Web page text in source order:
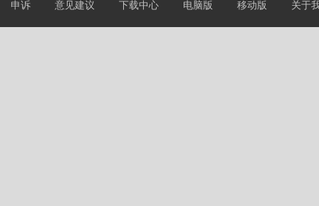
申诉 意见建议 下载中心 电脑版 移动版 关于